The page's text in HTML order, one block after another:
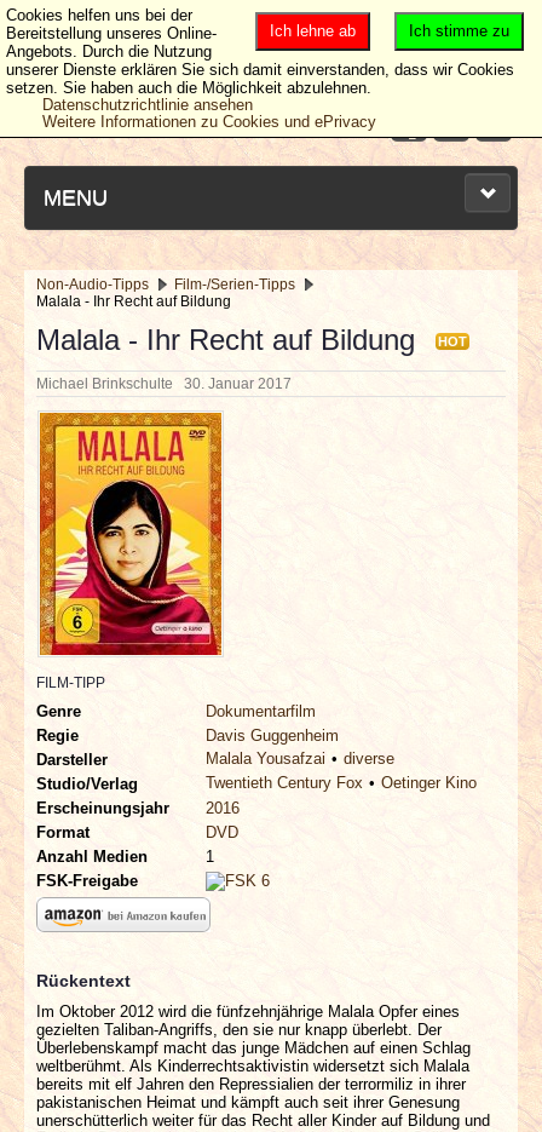
MENU
NEUESTE ARTIKEL
NEWS & DATES
BERICHTE
VERLOSUNGEN
INTERVIEWS
SPECIALS
REDAKTION
LINKS
ARCHIV
Non-Audio-Tipps
Film-/Serien-Tipps
Malala - Ihr Recht auf Bildung
Malala - Ihr Recht auf Bildung HOT
Michael Brinkschulte 30. Januar 2017
FILM-TIPP
Genre
Dokumentarfilm
Regie
Davis Guggenheim
Darsteller
Malala Yousafzai
diverse
Studio/Verlag
Twentieth Century Fox
Oetinger Kino
Erscheinungsjahr
2016
Format
DVD
Anzahl Medien
1
FSK-Freigabe
Rückentext
Im Oktober 2012 wird die fünfzehnjährige Malala Opfer eines
gezielten Taliban-Angriffs, den sie nur knapp überlebt. Der
Überlebenskampf macht das junge Mädchen auf einen Schlag
weltberühmt. Als Kinderrechtsaktivistin widersetzt sich Malala
bereits mit elf Jahren den Repressialien der terrormiliz in ihrer
pakistanischen Heimat und kämpft auch seit ihrer Genesung
unerschütterlich weiter für das Recht aller Kinder auf Bildung und
Ich stimme zu
Ich lehne ab
Cookies helfen uns bei der
Bereitstellung unseres Online-
Angebots. Durch die Nutzung
unserer Dienste erklären Sie sich damit einverstanden, dass wir Cookies
setzen. Sie haben auch die Möglichkeit abzulehnen.
Datenschutzrichtlinie ansehen
Weitere Informationen zu Cookies und ePrivacy